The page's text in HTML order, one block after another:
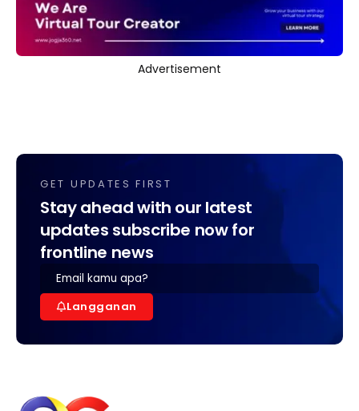
Advertisement
GET UPDATES FIRST
Stay ahead with our latest
updates subscribe now for
frontline news
Langganan